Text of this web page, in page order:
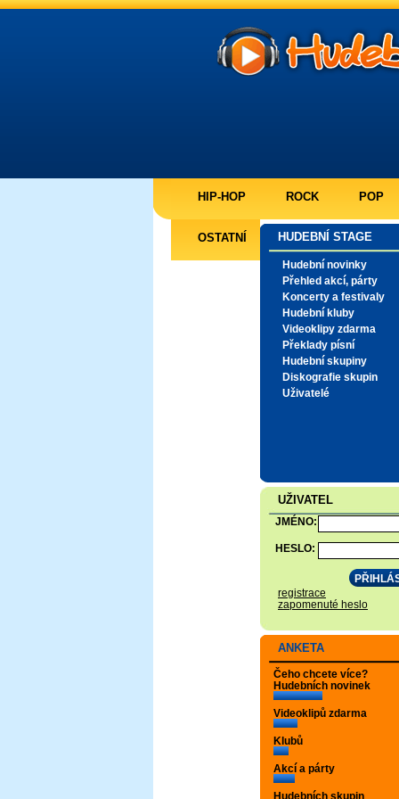
HIP-HOP ROCK POP
OSTATNÍ HUDEBNÍ STAGE
Hudební novinky
Přehled akcí, párty
Koncerty a festivaly
Hudební kluby
Videoklipy zdarma
Překlady písní
Hudební skupiny
Diskografie skupin
Uživatelé
UŽIVATEL
JMÉNO:
HESLO:
registrace
zapomenuté heslo
ANKETA
Čeho chcete více?
Hudebních novinek
Videoklipů zdarma
Klubů
Akcí a párty
Hudebních skupin